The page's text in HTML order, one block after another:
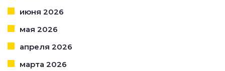
июня 2026
мая 2026
апреля 2026
марта 2026